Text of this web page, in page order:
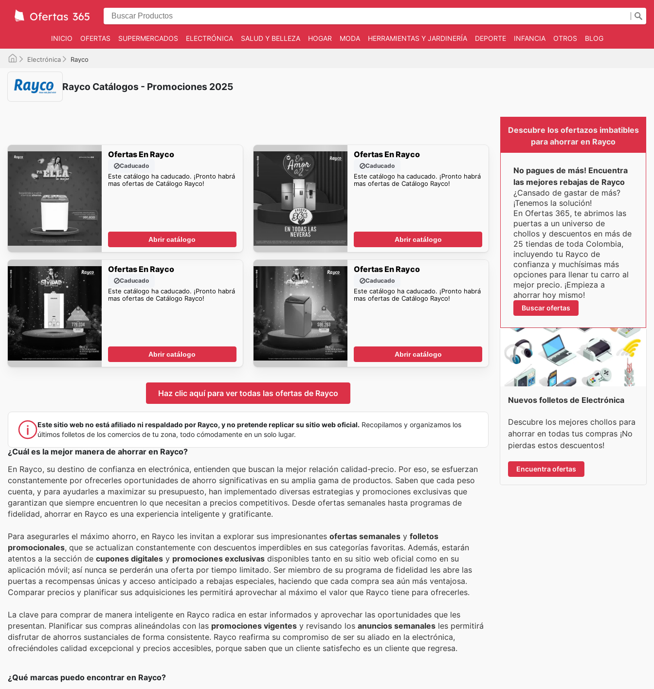
INICIO OFERTAS SUPERMERCADOS ELECTRÓNICA SALUD Y BELLEZA HOGAR MODA HERRAMIENTAS Y JARDINERÍA DEPORTE INFANCIA OTROS BLOG
Electrónica Rayco
Rayco Catálogos - Promociones 2025
Ofertas En Rayco
Caducado
Este catálogo ha caducado. ¡Pronto habrá
mas ofertas de Catálogo Rayco!
Abrir catálogo
Ofertas En Rayco
Caducado
Este catálogo ha caducado. ¡Pronto habrá
mas ofertas de Catálogo Rayco!
Abrir catálogo
Ofertas En Rayco
Caducado
Este catálogo ha caducado. ¡Pronto habrá
mas ofertas de Catálogo Rayco!
Abrir catálogo
Ofertas En Rayco
Caducado
Este catálogo ha caducado. ¡Pronto habrá
mas ofertas de Catálogo Rayco!
Abrir catálogo
Haz clic aquí para ver todas las ofertas de Rayco
Este sitio web no está afiliado ni respaldado por Rayco, y no pretende replicar su sitio web oficial. Recopilamos y organizamos los
últimos folletos de los comercios de tu zona, todo cómodamente en un solo lugar.
¿Cuál es la mejor manera de ahorrar en Rayco?
En Rayco, su destino de confianza en electrónica, entienden que buscan la mejor relación calidad-precio. Por eso, se esfuerzan
constantemente por ofrecerles oportunidades de ahorro significativas en su amplia gama de productos. Saben que cada peso
cuenta, y para ayudarles a maximizar su presupuesto, han implementado diversas estrategias y promociones exclusivas que
garantizan que siempre encuentren lo que necesitan a precios competitivos. Desde ofertas semanales hasta programas de
fidelidad, ahorrar en Rayco es una experiencia inteligente y gratificante.
Para asegurarles el máximo ahorro, en Rayco les invitan a explorar sus impresionantes ofertas semanales y folletos
promocionales, que se actualizan constantemente con descuentos imperdibles en sus categorías favoritas. Además, estarán
atentos a la sección de cupones digitales y promociones exclusivas disponibles tanto en su sitio web oficial como en su
aplicación móvil; así nunca se perderán una oferta por tiempo limitado. Ser miembro de su programa de fidelidad les abre las
puertas a recompensas únicas y acceso anticipado a rebajas especiales, haciendo que cada compra sea aún más ventajosa.
Comparar precios y planificar sus adquisiciones les permitirá aprovechar al máximo el valor que Rayco tiene para ofrecerles.
La clave para comprar de manera inteligente en Rayco radica en estar informados y aprovechar las oportunidades que les
presentan. Planificar sus compras alineándolas con las promociones vigentes y revisando los anuncios semanales les permitirá
disfrutar de ahorros sustanciales de forma consistente. Rayco reafirma su compromiso de ser su aliado en la electrónica,
ofreciéndoles calidad excepcional y precios accesibles, porque saben que un cliente satisfecho es un cliente que regresa.
¿Qué marcas puedo encontrar en Rayco?
Descubre los ofertazos imbatibles
para ahorrar en Rayco
No pagues de más! Encuentra
las mejores rebajas de Rayco
¿Cansado de gastar de más?
¡Tenemos la solución!
En Ofertas 365, te abrimos las
puertas a un universo de
chollos y descuentos en más de
25 tiendas de toda Colombia,
incluyendo tu Rayco de
confianza y muchísimas más
opciones para llenar tu carro al
mejor precio. ¡Empieza a
ahorrar hoy mismo!
Buscar ofertas
Nuevos folletos de Electrónica
Descubre los mejores chollos para
ahorrar en todas tus compras ¡No
pierdas estos descuentos!
Encuentra ofertas